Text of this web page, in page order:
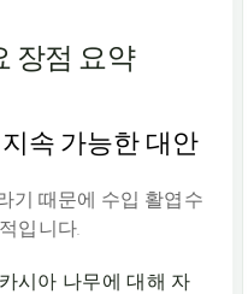
장점 요약
속 가능한 대안
기 때문에 수입 활엽수
입니다.
시아 나무에 대해 자